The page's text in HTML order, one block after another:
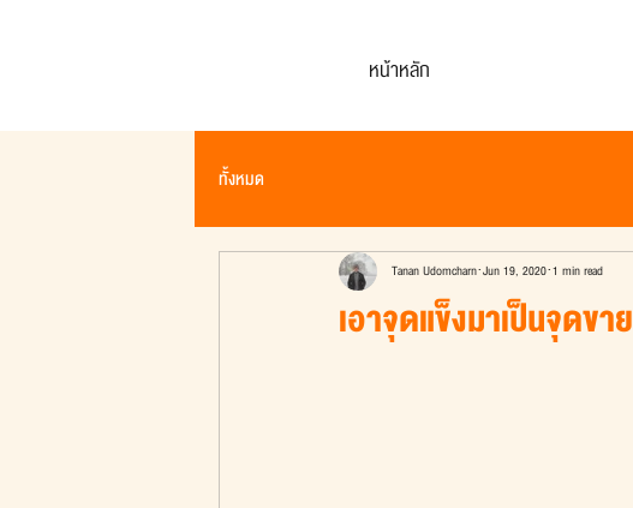
หน้าหลัก
ทั้งหมด
เอาจุดแข็งมาเป็นจุดขาย
Tanan Udomcharn Jun 19, 2020 1 min read